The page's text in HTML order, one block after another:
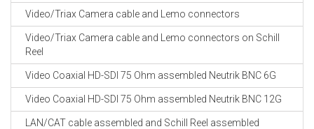
Video/Triax Camera cable and Lemo connectors
Video/Triax Camera cable and Lemo connectors on Schill
Reel
Video Coaxial HD-SDI 75 Ohm assembled Neutrik BNC 6G
Video Coaxial HD-SDI 75 Ohm assembled Neutrik BNC 12G
LAN/CAT cable assembled and Schill Reel assembled